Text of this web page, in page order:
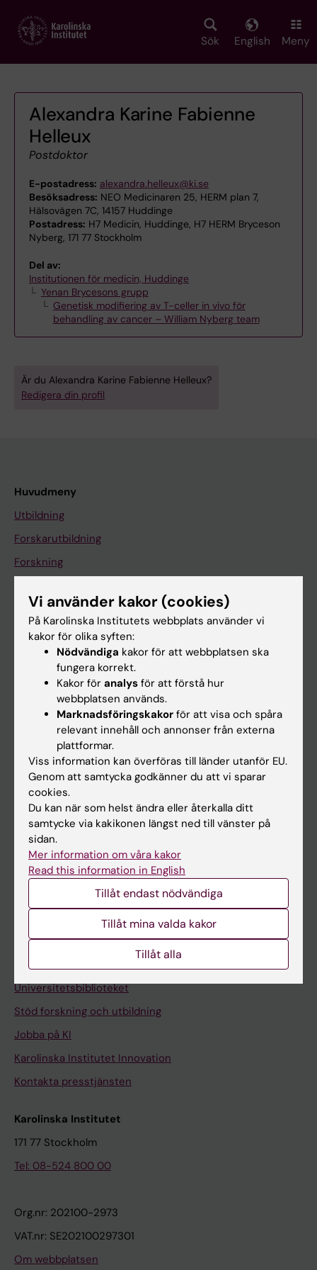
main
Sök English Meny
Alexandra Karine Fabienne
Helleux
Postdoktor
E-postadress: alexandra.helleux@ki.se
Besöksadress: NEO Medicinaren 25, HERM plan 7,
Hälsovägen 7C, 14157 Huddinge
Postadress: H7 Medicin, Huddinge, H7 HERM Bryceson
Nyberg, 171 77 Stockholm
Del av:
Institutionen för medicin, Huddinge
Yenan Brycesons grupp
Genetisk modifiering av T-celler in vivo för
behandling av cancer – William Nyberg team
Är du Alexandra Karine Fabienne Helleux?
Redigera din profil
Huvudmeny
Utbildning
Forskarutbildning
Forskning
På gång
Nyheter
Kalender
Student
Canvas
Schema
Studentmejlen
Kurs- och programwebbar
Student på KI
Medarbetare
Medarbetarportalen
Kontakta och besök KI
Universitetsbiblioteket
Stöd forskning och utbildning
Jobba på KI
Karolinska Institutet Innovation
Kontakta presstjänsten
Karolinska Institutet
171 77 Stockholm
Tel: 08-524 800 00
Org.nr: 202100-2973
VAT.nr: SE202100297301
Om webbplatsen
Vi använder kakor (cookies)
På Karolinska Institutets webbplats använder vi
kakor för olika syften:
Nödvändiga kakor för att webbplatsen ska
fungera korrekt.
Kakor för analys för att förstå hur
webbplatsen används.
Marknadsföringskakor för att visa och spåra
relevant innehåll och annonser från externa
plattformar.
Viss information kan överföras till länder utanför EU.
Genom att samtycka godkänner du att vi sparar
cookies.
Du kan när som helst ändra eller återkalla ditt
samtycke via kakikonen längst ned till vänster på
sidan.
Mer information om våra kakor
Read this information in English
Tillåt endast nödvändiga
Tillåt mina valda kakor
Tillåt alla